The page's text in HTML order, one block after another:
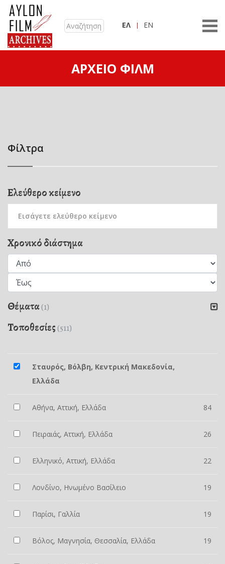
ΕΛ EN
ΑΡΧΕΊΟ ΦΙΛΜ
Φίλτρα
Ελεύθερο κείμενο
Χρονικό διάστημα
Θέματα(1)
Τοποθεσίες (511)
Σταυρός, Βόλβη, Κεντρική Μακεδονία,
Ελλάδα
Αθήνα, Αττική, Ελλάδα 84
Πειραιάς, Αττική, Ελλάδα 26
Ελληνικό, Αττική, Ελλάδα 22
Λονδίνο, Ηνωμένο Βασίλειο 19
Παρίσι, Γαλλία 19
Βόλος, Μαγνησία, Θεσσαλία, Ελλάδα 19